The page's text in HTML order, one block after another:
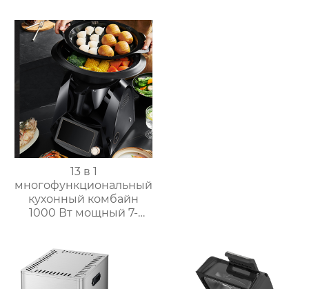
пену, Электрический
Вспениватель молока
13 в 1
многофункциональный
кухонный комбайн
1000 Вт мощный 7-
многофункциональный
кухонный комбайн